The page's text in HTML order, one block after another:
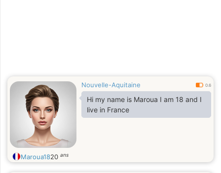
Nouvelle-Aquitaine 0.6
Hi my name is Maroua I am 18 and I
live in France
Maroua1820 ans